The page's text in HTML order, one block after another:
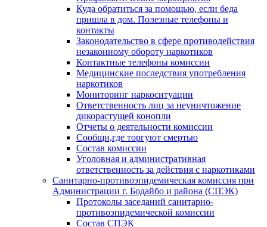
Куда обратиться за помощью, если беда
пришла в дом. Полезные телефоны и
контакты
Законодательство в сфере противодействия
незаконному обороту наркотиков
Контактные телефоны комиссии
Медицинские последствия употребления
наркотиков
Мониторинг наркоситуации
Ответственность лиц за неуничтожение
дикорастущей конопли
Отчеты о деятельности комиссии
Сообщи,где торгуют смертью
Состав комиссии
Уголовная и административная
ответственность за действия с наркотиками
Санитарно-противоэпидемическая комиссия при
Администрации г. Бодайбо и района (СПЭК)
Протоколы заседаний санитарно-
противоэпидемической комиссии
Состав СПЭК